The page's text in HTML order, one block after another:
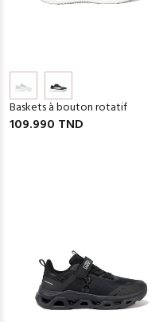
Baskets à bouton rotatif
109.990 TND